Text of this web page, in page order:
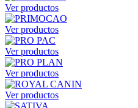
Ver productos
Ver productos
Ver productos
Ver productos
Ver productos